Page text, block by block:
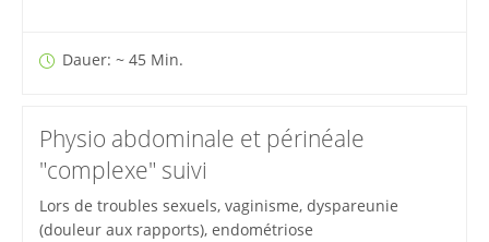
Dauer: ~ 45 Min.
Physio abdominale et périnéale
"complexe" suivi
Lors de troubles sexuels, vaginisme, dyspareunie
(douleur aux rapports), endométriose